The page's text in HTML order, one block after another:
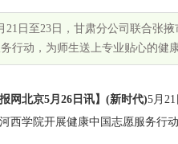
21日至23日，甘肃分公司联合张
行动，为师生送上专业贴心的健康
报网北京5月26日讯】(新时代)5月
西学院开展健康中国志愿服务行